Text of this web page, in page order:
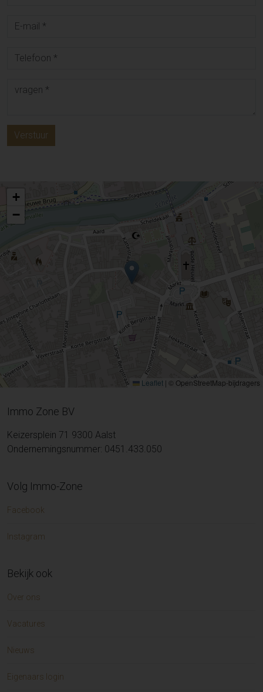
Verstuur
+
−
Leaflet | © OpenStreetMap-bijdragers
Immo Zone BV
Keizersplein 71 9300 Aalst
Ondernemingsnummer: 0451.433.050
Volg Immo-Zone
Facebook
Instagram
Bekijk ook
Over ons
Vacatures
Nieuws
Eigenaars login